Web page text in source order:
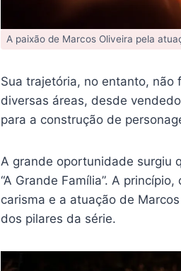
A paixão de Marcos Oliveira pela
Sua trajetória, no entanto,
diversas áreas, desde
para a construção de
A grande oportunidade surgiu
“A Grande Família”. A
carisma e a atuação de
dos pilares da série.